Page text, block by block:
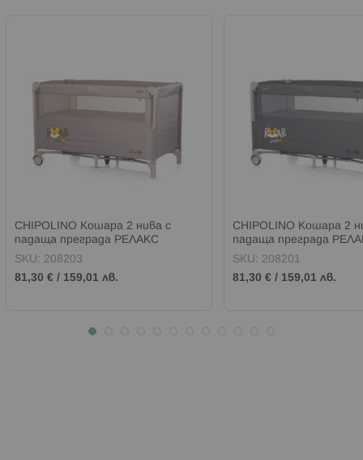
CHIPOLINO Кошара 2 нива с
падаща преграда РЕЛАКС
ТИГЪРЧЕ ЛАТЕ
SKU: 208203
81,30 € / 159,01 лв.
CHIPOLINO Кошара 2
падаща преграда
ТИГЪРЧЕ ТЪМНО
SKU: 208201
81,30 € / 159,01 лв.